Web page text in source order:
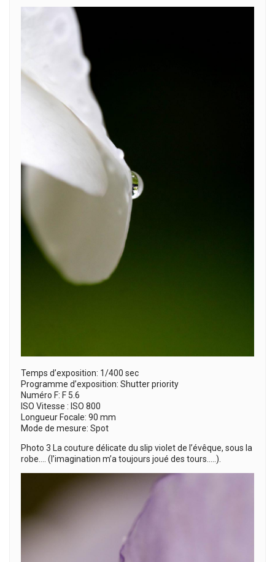
Temps d’exposition: 1/400 sec
Programme d’exposition: Shutter priority
Numéro F: F 5.6
ISO Vitesse : ISO 800
Longueur Focale: 90 mm
Mode de mesure: Spot
Photo 3 La couture délicate du slip violet de l’évêque, sous la
robe…. (l’imagination m’a toujours joué des tours…..).